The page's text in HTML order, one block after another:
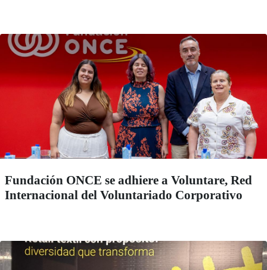
Fundación ONCE se adhiere a Voluntare, Red
Internacional del Voluntariado Corporativo